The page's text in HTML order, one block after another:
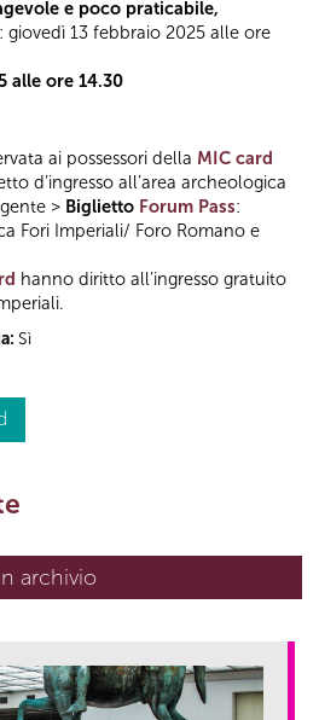
e poco praticabile,
giovedì 13 febbraio 2025 alle ore
alle ore 14.30
ai possessori della MIC card
d’ingresso all’area archeologica
> Biglietto Forum Pass:
Fori Imperiali/ Foro Romano e
hanno diritto all'ingresso gratuito
Sì
archivio